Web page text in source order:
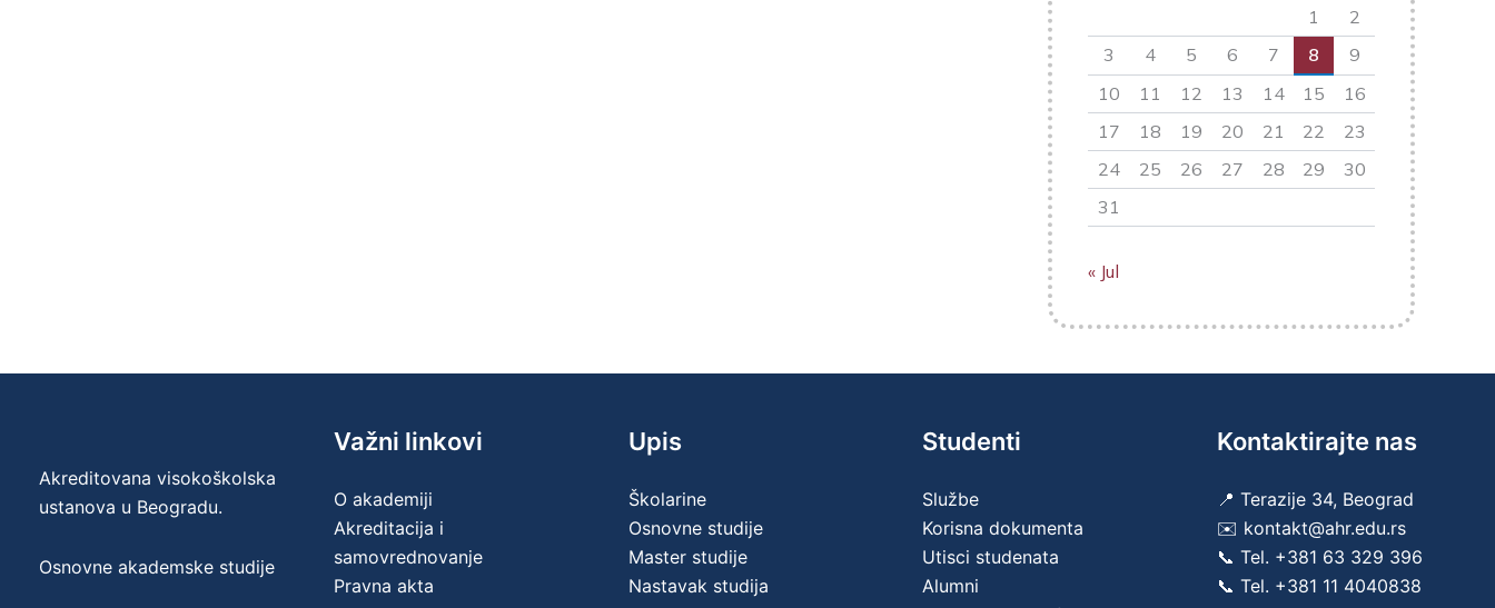
1
2
3
4 5 6 7 8
9
10
11 12 13 14 15
16
17
18 19 20 21 22
23
24
25 26 27 28 29
30
31
« Jul
Akreditovana visokoškolska
ustanova u Beogradu.
Osnovne akademske studije
Važni linkovi
O akademiji
Akreditacija i
samovrednovanje
Pravna akta
Upis
Školarine
Osnovne studije
Master studije
Nastavak studija
Studenti
Službe
Korisna dokumenta
Utisci studenata
Alumni
Kontaktirajte nas
📍 Terazije 34, Beograd
✉️ kontakt@ahr.edu.rs
📞 Tel. +381 63 329 396
📞 Tel. +381 11 4040838